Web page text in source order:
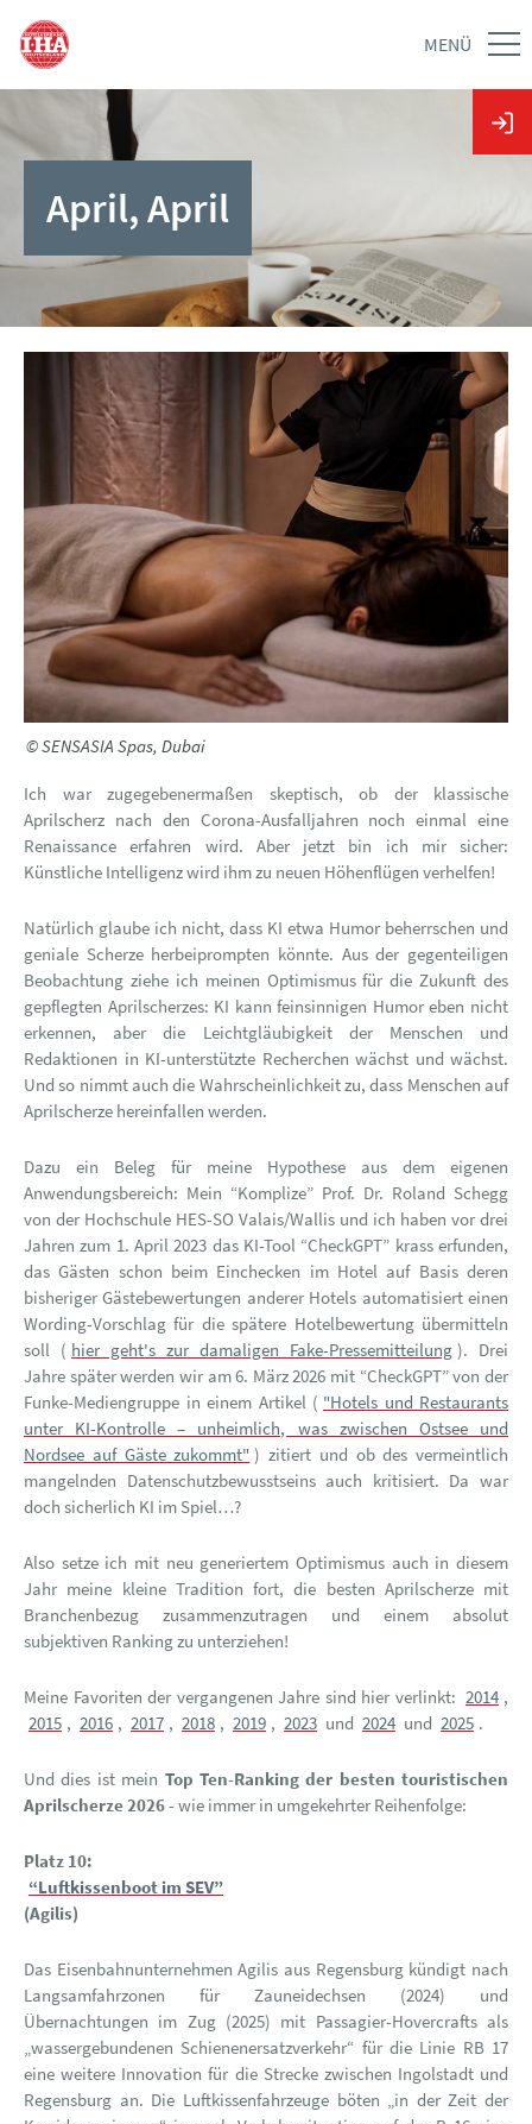
MENÜ
April, April
© SENSASIA Spas, Dubai
Ich war zugegebenermaßen skeptisch, ob der klassische
Aprilscherz nach den Corona-Ausfalljahren noch einmal eine
Renaissance erfahren wird. Aber jetzt bin ich mir sicher:
Künstliche Intelligenz wird ihm zu neuen Höhenflügen verhelfen!
Natürlich glaube ich nicht, dass KI etwa Humor beherrschen und
geniale Scherze herbeiprompten könnte. Aus der gegenteiligen
Beobachtung ziehe ich meinen Optimismus für die Zukunft des
gepflegten Aprilscherzes: KI kann feinsinnigen Humor eben nicht
erkennen, aber die Leichtgläubigkeit der Menschen und
Redaktionen in KI-unterstützte Recherchen wächst und wächst.
Und so nimmt auch die Wahrscheinlichkeit zu, dass Menschen auf
Aprilscherze hereinfallen werden.
Dazu ein Beleg für meine Hypothese aus dem eigenen
Anwendungsbereich: Mein “Komplize” Prof. Dr. Roland Schegg
von der Hochschule HES-SO Valais/Wallis und ich haben vor drei
Jahren zum 1. April 2023 das KI-Tool “CheckGPT” krass erfunden,
das Gästen schon beim Einchecken im Hotel auf Basis deren
bisheriger Gästebewertungen anderer Hotels automatisiert einen
Wording-Vorschlag für die spätere Hotelbewertung übermitteln
soll ( hier geht's zur damaligen Fake-Pressemitteilung ). Drei
Jahre später werden wir am 6. März 2026 mit “CheckGPT” von der
Funke-Mediengruppe in einem Artikel ( "Hotels und Restaurants
unter KI-Kontrolle – unheimlich, was zwischen Ostsee und
Nordsee auf Gäste zukommt" ) zitiert und ob des vermeintlich
mangelnden Datenschutzbewusstseins auch kritisiert. Da war
doch sicherlich KI im Spiel…?
Also setze ich mit neu generiertem Optimismus auch in diesem
Jahr meine kleine Tradition fort, die besten Aprilscherze mit
Branchenbezug zusammenzutragen und einem absolut
subjektiven Ranking zu unterziehen!
Meine Favoriten der vergangenen Jahre sind hier verlinkt: 2014 ,
2015 , 2016 , 2017 , 2018 , 2019 , 2023 und 2024 und 2025 .
Und dies ist mein Top Ten-Ranking der besten touristischen
Aprilscherze 2026- wie immer in umgekehrter Reihenfolge:
Platz 10:
“Luftkissenboot im SEV”
(Agilis)
Das Eisenbahnunternehmen Agilis aus Regensburg kündigt nach
Langsamfahrzonen für Zauneidechsen (2024) und
Übernachtungen im Zug (2025) mit Passagier-Hovercrafts als
„wassergebundenen Schienenersatzverkehr“ für die Linie RB 17
eine weitere Innovation für die Strecke zwischen Ingolstadt und
Regensburg an. Die Luftkissenfahrzeuge böten „in der Zeit der